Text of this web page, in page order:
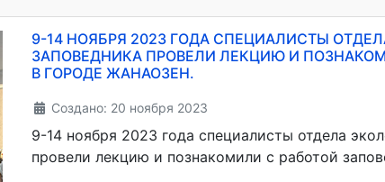
9-14 НОЯБРЯ 2023 ГОДА СПЕЦИАЛИСТЫ
ЗАПОВЕДНИКА ПРОВЕЛИ ЛЕКЦИЮ И
В ГОРОДЕ ЖАНАОЗЕН.
Создано: 20 ноября 2023
9-14 ноября 2023 года специалисты отдела
провели лекцию и познакомили с работой